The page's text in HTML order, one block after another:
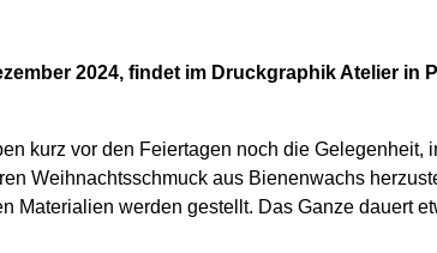
2024, findet im Druckgraphik Atelier
kurz vor den Feiertagen noch die
Weihnachtsschmuck aus Bienenwachs
Materialien werden gestellt. Das Ganze dauert